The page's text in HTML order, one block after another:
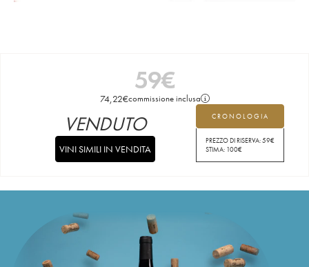
59€
74,22€commissione inclusa
CRONOLOGIA
PREZZO DI RISERVA:59€
STIMA: 100€
VENDUTO
VINI SIMILI IN VENDITA